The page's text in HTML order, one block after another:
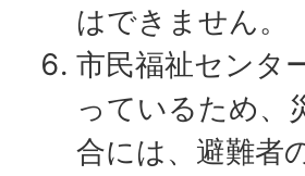
はできません。
市民福祉センタ
っているため、
合には、避難者